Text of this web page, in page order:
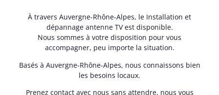
À travers Auvergne-Rhône-Alpes, le Installation et
dépannage antenne TV est disponible.
Nous sommes à votre disposition pour vous
accompagner, peu importe la situation.
Basés à Auvergne-Rhône-Alpes, nous connaissons bien
les besoins locaux.
Prenez contact avec nous sans attendre, nous vous